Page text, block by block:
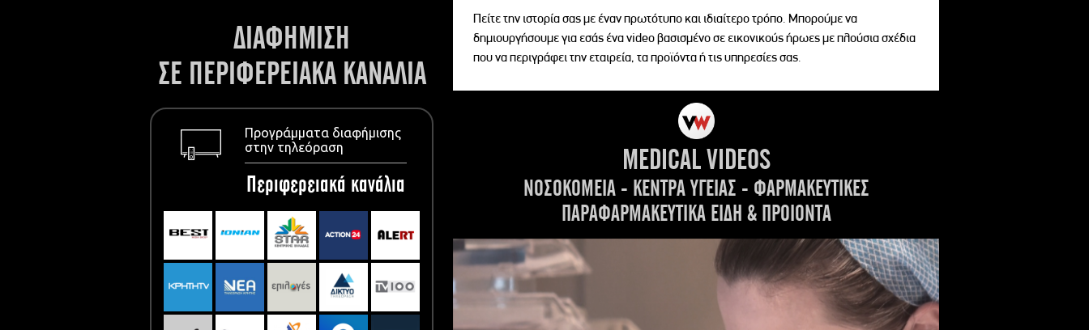
ΔΙΑΦΗΜΙΣΗ
ΣΕ ΠΕΡΙΦΕΡΕΙΑΚΑ ΚΑΝΑΛΙΑ
Προγράμματα διαφήμισης
στην τηλεόραση
Περιφερειακά κανάλια
Πείτε την ιστορία σας με έναν πρωτότυπο και ιδιαίτερο τρόπο. Μπορούμε να
δημιουργήσουμε για εσάς ένα video βασισμένο σε εικονικούς ήρωες με πλούσια σχέδια
που να περιγράφει την εταιρεία, τα προϊόντα ή τις υπηρεσίες σας.
MEDICAL VIDEOS
ΝΟΣΟΚΟΜΕΙΑ - ΚΕΝΤΡΑ ΥΓΕΙΑΣ - ΦΑΡΜΑΚΕΥΤΙΚΕΣ
ΠΑΡΑΦΑΡΜΑΚΕΥΤΙΚΑ ΕΙΔΗ & ΠΡΟΙΟΝΤΑ